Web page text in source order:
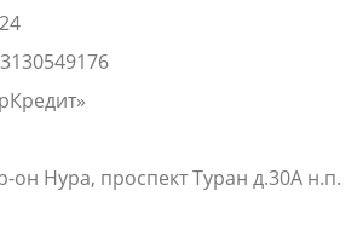
он Нура, проспект Туран д.30А н.п.